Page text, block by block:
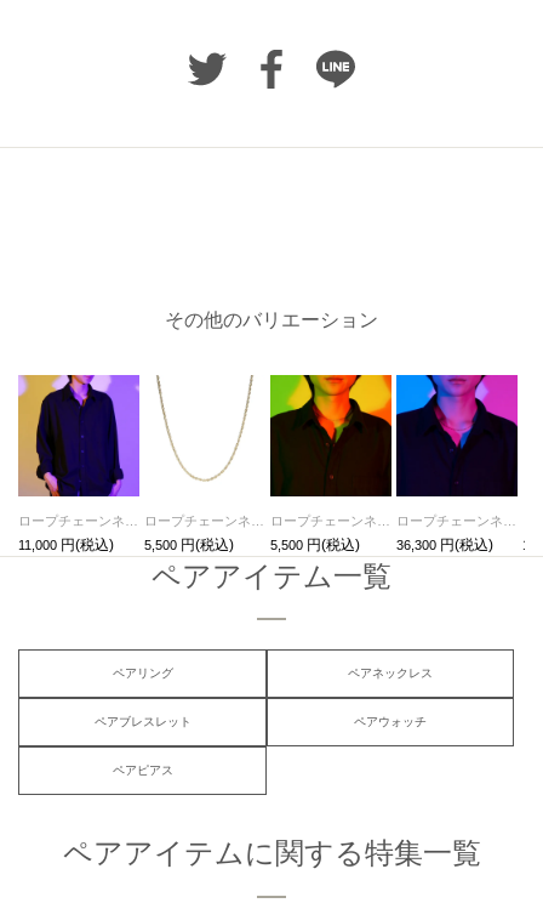
その他のバリエーション
ロープチェーンネックレスS 三友その2 -チタン-
11,000
ロープチェーンネックレスS 三友その1 -真鍮- / ゴールド
5,500
ロープチェーンネックレスS 三友その1 -真鍮- / シルバー
5,500
ロープチェーンネックレスM 三友その3 -シルバー925-
36,300
ペアアイテム一覧
ペアリング ペアネックレス
ペアブレスレット ペアウォッチ
ペアピアス
ペアアイテムに関する特集一覧